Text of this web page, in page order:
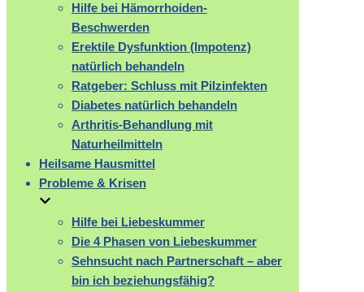
Hilfe bei Hämorrhoiden-
Beschwerden
Erektile Dysfunktion (Impotenz)
natürlich behandeln
Ratgeber: Schluss mit Pilzinfekten
Diabetes natürlich behandeln
Arthritis-Behandlung mit
Naturheilmitteln
Heilsame Hausmittel
Probleme & Krisen
Hilfe bei Liebeskummer
Die 4 Phasen von Liebeskummer
Sehnsucht nach Partnerschaft – aber
bin ich beziehungsfähig?